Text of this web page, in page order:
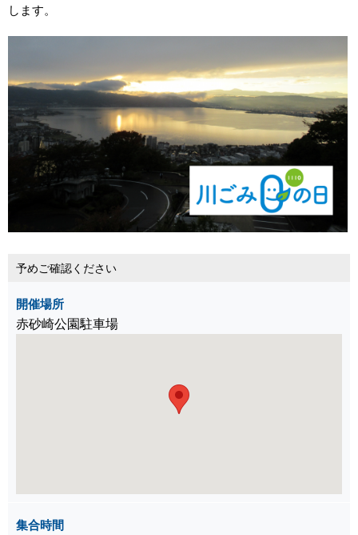
します。
予めご確認ください
開催場所
赤砂崎公園駐車場
集合時間